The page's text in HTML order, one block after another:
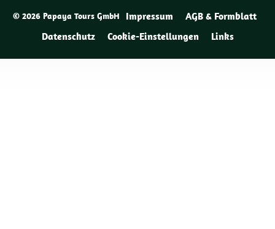
© 2026 Papaya Tours GmbH Impressum
AGB & Formblatt
Datenschutz
Cookie-Einstellungen Links